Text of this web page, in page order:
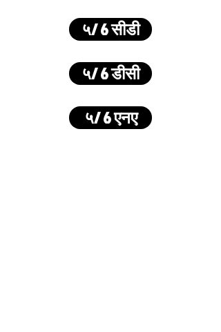
५/ 6 सीडी
५/ 6 डीसी
५/ 6 एनए